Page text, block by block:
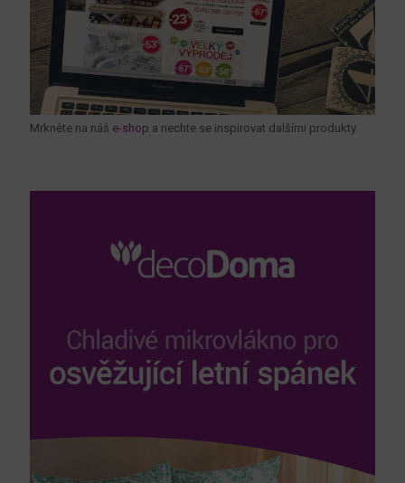
Mrkněte na náš e-shop a nechte se inspirovat dalšími produkty.